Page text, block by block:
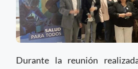
Durante la reunión